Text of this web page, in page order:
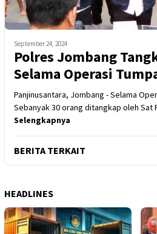
September 24, 2024
Polres Jombang
Selama Operasi
Panjinusantara, Jombang - Selama
Sebanyak 30 orang ditangkap oleh Sat
Selengkapnya
BERITA TERKAIT
HEADLINES